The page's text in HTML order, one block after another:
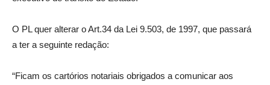
O PL quer alterar o Art.34 da Lei 9.503, de 1997, que passará
a ter a seguinte redação:
“Ficam os cartórios notariais obrigados a comunicar aos